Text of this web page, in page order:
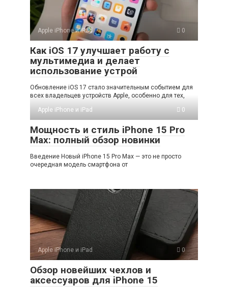
Apple iPhone и iPad 0
Как iOS 17 улучшает работу с
мультимедиа и делает
использование устрой
Обновление iOS 17 стало значительным событием для
всех владельцев устройств Apple, особенно для тех,
Apple iPhone и iPad
0
Мощность и стиль iPhone 15 Pro
Max: полный обзор новинки
Введение Новый iPhone 15 Pro Max — это не просто
очередная модель смартфона от
Apple iPhone и iPad 0
Обзор новейших чехлов и
аксессуаров для iPhone 15